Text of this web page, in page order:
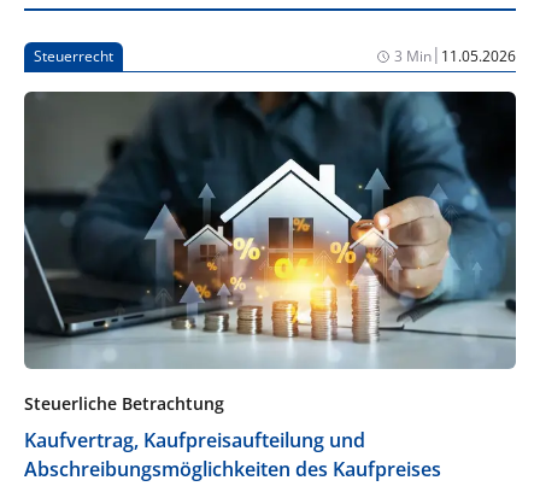
Steuerrecht 3 Min| 11.05.2026
Steuerliche Betrachtung
Kaufvertrag, Kaufpreisaufteilung und
Abschreibungsmöglichkeiten des Kaufpreises